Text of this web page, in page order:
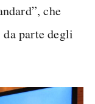
che
parte degli